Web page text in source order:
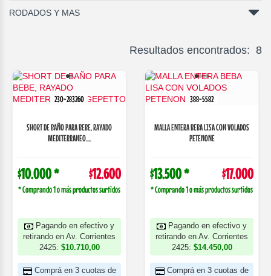
RODADOS Y MAS
Resultados encontrados: 8
230-283260
SHORT DE BAÑO PARA BEBE, RAYADO
MEDITERRANEO....
$10.000 * $12.600
* Comprando 1 o más productos surtidos
Pagando en efectivo y
retirando en Av. Corrientes
2425: $10.710,00
Comprá en 3 cuotas de
388-5582
MALLA ENTERA BEBA LISA CON VOLADOS
PETENONE
$13.500 * $17.000
* Comprando 1 o más productos surtidos
Pagando en efectivo y
retirando en Av. Corrientes
2425: $14.450,00
Comprá en 3 cuotas de